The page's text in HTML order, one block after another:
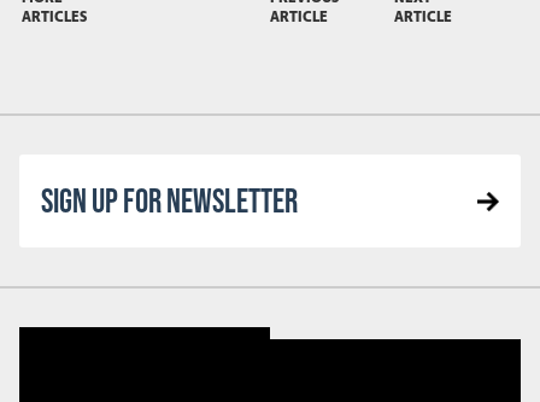
ARTICLES
ARTICLE
ARTICLE
SIGN UP FOR NEWSLETTER